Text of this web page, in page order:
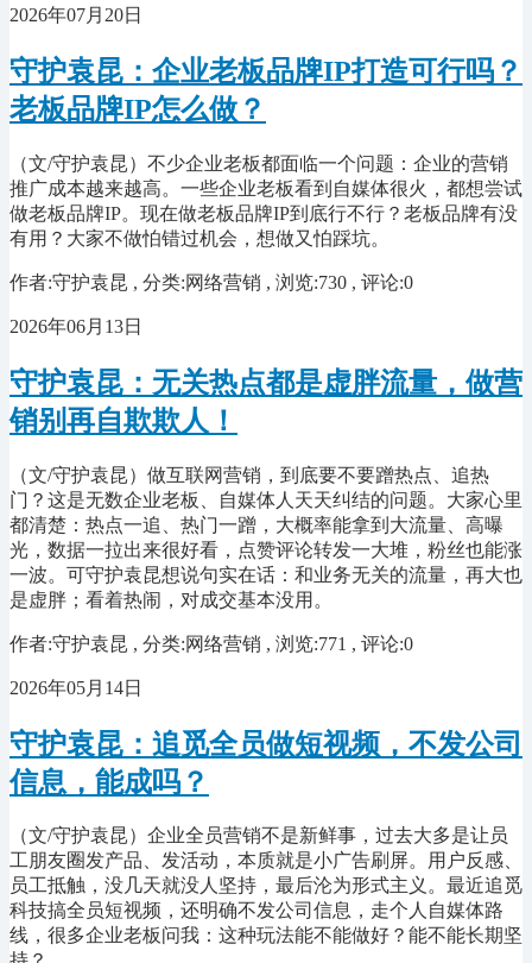
2026年07月20日
守护袁昆：企业老板品牌IP打造可行吗？
老板品牌IP怎么做？
（文/守护袁昆）不少企业老板都面临一个问题：企业的营销
推广成本越来越高。一些企业老板看到自媒体很火，都想尝试
做老板品牌IP。现在做老板品牌IP到底行不行？老板品牌有没
有用？大家不做怕错过机会，想做又怕踩坑。
作者:守护袁昆 , 分类:网络营销 , 浏览:730 , 评论:0
2026年06月13日
守护袁昆：无关热点都是虚胖流量，做营
销别再自欺欺人！
（文/守护袁昆）做互联网营销，到底要不要蹭热点、追热
门？这是无数企业老板、自媒体人天天纠结的问题。大家心里
都清楚：热点一追、热门一蹭，大概率能拿到大流量、高曝
光，数据一拉出来很好看，点赞评论转发一大堆，粉丝也能涨
一波。可守护袁昆想说句实在话：和业务无关的流量，再大也
是虚胖；看着热闹，对成交基本没用。
作者:守护袁昆 , 分类:网络营销 , 浏览:771 , 评论:0
2026年05月14日
守护袁昆：追觅全员做短视频，不发公司
信息，能成吗？
（文/守护袁昆）企业全员营销不是新鲜事，过去大多是让员
工朋友圈发产品、发活动，本质就是小广告刷屏。用户反感、
员工抵触，没几天就没人坚持，最后沦为形式主义。最近追觅
科技搞全员短视频，还明确不发公司信息，走个人自媒体路
线，很多企业老板问我：这种玩法能不能做好？能不能长期坚